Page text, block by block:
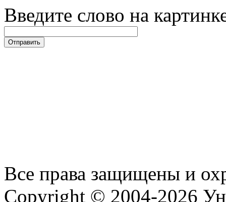
Введите слово на
Все права защищены и
Copyright © 2004-2026